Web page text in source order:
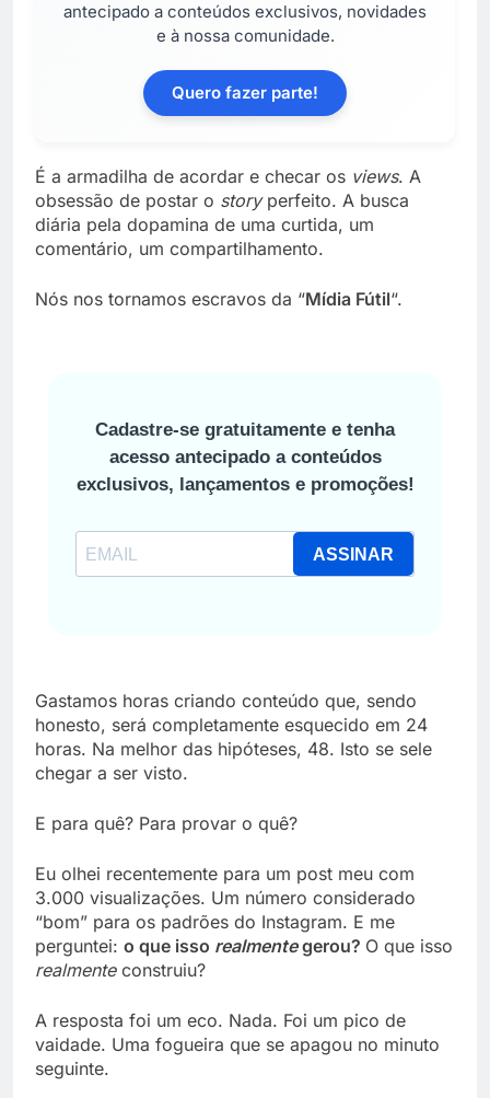
antecipado a conteúdos exclusivos, novidades
e à nossa comunidade.
Quero fazer parte!
É a armadilha de acordar e checar os views. A
obsessão de postar o storyperfeito. A busca
diária pela dopamina de uma curtida, um
comentário, um compartilhamento.
Nós nos tornamos escravos da “Mídia Fútil“.
Cadastre-se gratuitamente e tenha
acesso antecipado a conteúdos
exclusivos, lançamentos e promoções!
ASSINAR
Gastamos horas criando conteúdo que, sendo
honesto, será completamente esquecido em 24
horas. Na melhor das hipóteses, 48. Isto se sele
chegar a ser visto.
E para quê? Para provar o quê?
Eu olhei recentemente para um post meu com
3.000 visualizações. Um número considerado
“bom” para os padrões do Instagram. E me
perguntei: o que isso realmentegerou? O que isso
realmenteconstruiu?
A resposta foi um eco. Nada. Foi um pico de
vaidade. Uma fogueira que se apagou no minuto
seguinte.